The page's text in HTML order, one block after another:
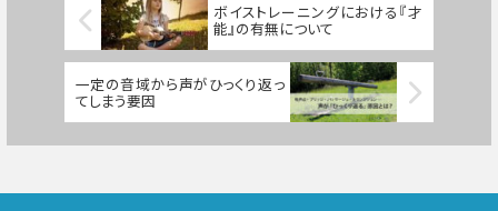
ボイストレーニングにおける『才
能』の有無について
一定の音域から声がひっくり返っ
てしまう要因